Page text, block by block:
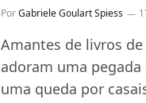
Por Gabriele Goulart Spiess
Amantes de livros
adoram uma
uma queda por